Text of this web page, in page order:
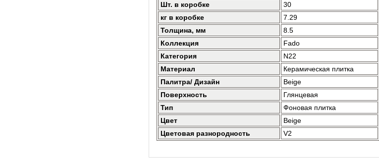
Шт. в коробке
30
кг в коробке
7.29
Толщина, мм
8.5
Коллекция
Fado
Категория
N22
Материал
Керамическая плитка
Палитра/ Дизайн
Beige
Поверхность
Глянцевая
Тип
Фоновая плитка
Цвет
Beige
Цветовая разнородность
V2